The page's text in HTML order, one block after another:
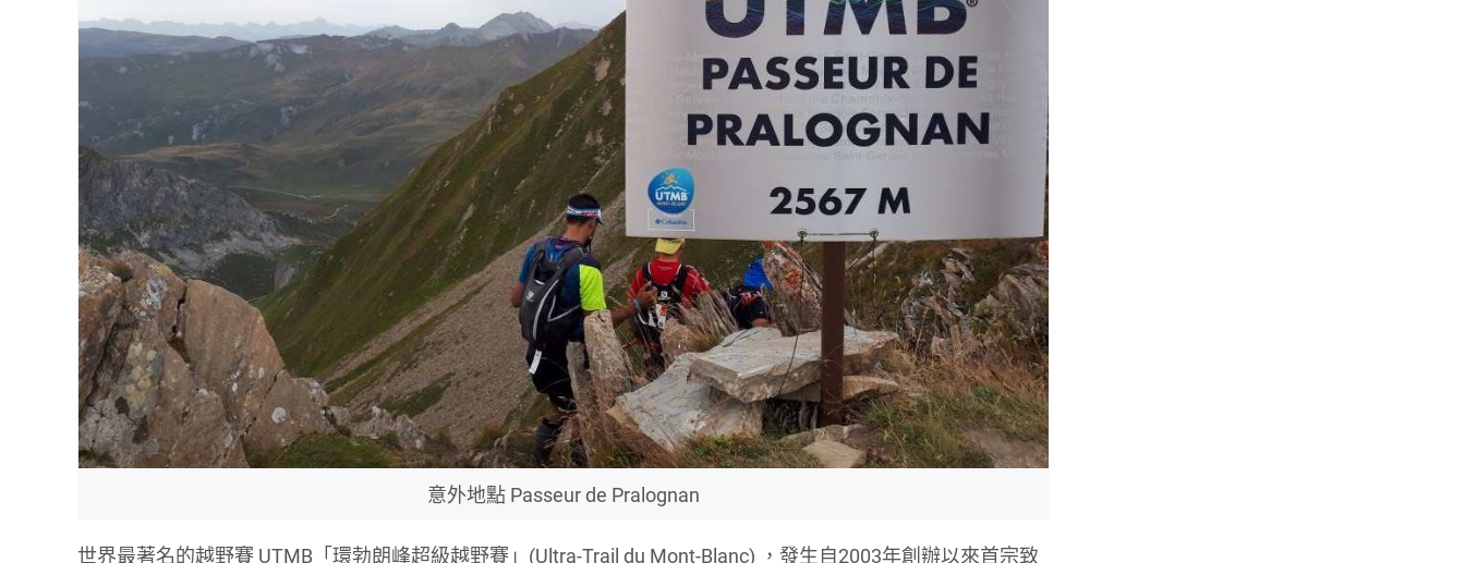
意外地點 Passeur de Pralognan
世界最著名的越野賽 UTMB「環勃朗峰超級越野賽」(Ultra-Trail du Mont-Blanc) ，發生自2003年創辦以來首宗致